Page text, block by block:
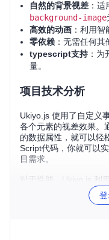
自然的背景视差 ：适
background-image
高效的动画 ：利用
零依赖 ：无需任何其
typescript支持 ：
量。
项目技术分析
Ukiyo.js 使用了自定义
各个元素的视差效果。
的数据属性，就可以轻
Script代码，你就可以
目需求。
对于性能，Ukiyo.js 利用
滑滚动，确保在现代浏